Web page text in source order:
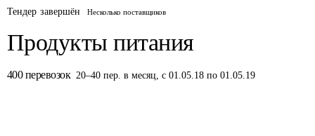
Тендер завершён Несколько поставщиков
Продукты питания
400 перевозок 20–40 пер. в месяц,с 01.05.18 по 01.05.19